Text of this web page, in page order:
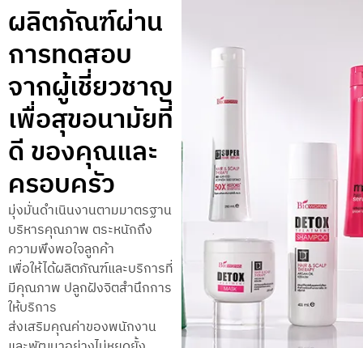
ผลิตภัณฑ์ผ่าน
การทดสอบ
จากผู้เชี่ยวชาญ
เพื่อสุขอนามัยที่
ดี ของคุณและ
ครอบครัว
มุ่งมั่นดำเนินงานตามมาตรฐาน
บริหารคุณภาพ ตระหนักถึง
ความพึงพอใจลูกค้า
เพื่อให้ได้ผลิตภัณฑ์และบริการที่
มีคุณภาพ ปลูกฝังจิตสำนึกการ
ให้บริการ
ส่งเสริมคุณค่าของพนักงาน